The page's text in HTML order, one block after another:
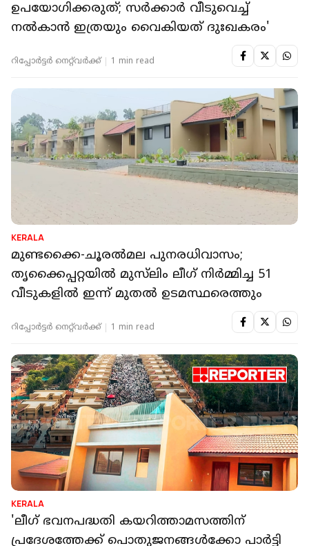
ഉപയോഗിക്കരുത്; സർക്കാർ വീടുവെച്ച്
നൽകാൻ ഇത്രയും വൈകിയത് ദുഃഖകരം'
റിപ്പോർട്ടർ നെറ്റ്‌വര്‍ക്ക്‌ 1 min read
KERALA
മുണ്ടക്കൈ-ചൂരൽമല പുനരധിവാസം;
തൃക്കൈപ്പറ്റയിൽ മുസ്‌ലിം ലീഗ് നിർമ്മിച്ച 51
വീടുകളിൽ ഇന്ന് മുതൽ ഉടമസ്ഥരെത്തും
റിപ്പോർട്ടർ നെറ്റ്‌വര്‍ക്ക്‌ 1 min read
KERALA
'ലീഗ് ഭവനപദ്ധതി കയറിത്താമസത്തിന്
പ്രദേശത്തേക്ക് പൊതുജനങ്ങള്‍ക്കോ പാര്‍ട്ടി